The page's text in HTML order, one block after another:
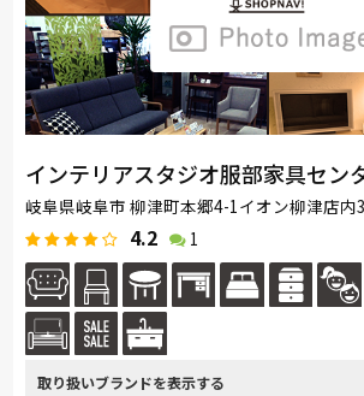
インテリアスタジオ服部家具セン
岐阜県岐阜市 柳津町本郷4-1イオン柳津店内
4.2 1